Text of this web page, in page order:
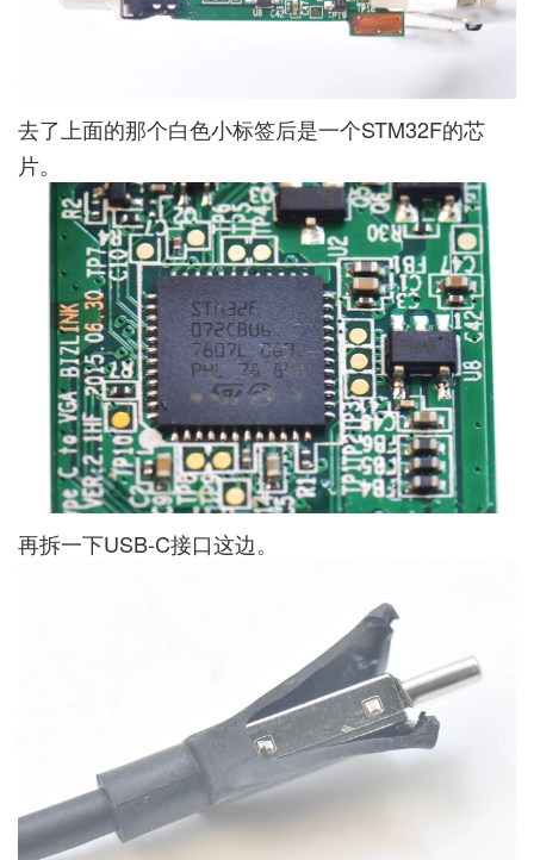
去了上面的那个白色小标签后是一个STM32F的芯
片。
再拆一下USB-C接口这边。